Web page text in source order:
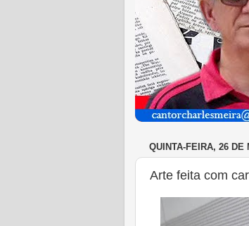
QUINTA-FEIRA, 26 DE
Arte feita com